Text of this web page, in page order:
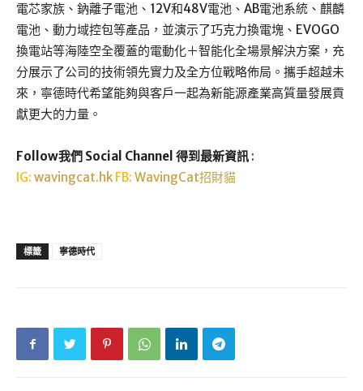
電芯家族、鈉離子電池、12V和48V電池、AB電池系統、麒麟
電池、動力域控包等產品，並演示了巧克力換電塊、EVOGO
換電站等海陸空全覆蓋的電動化＋智能化全場景解決方案，充
分展示了公司的技術領先實力及全方位戰略佈局。攜手超越未
來，寧德時代希望能夠與客戶一起為新能源產業高質量發展貢
獻更大的力量。
Follow我們 Social Channel 得到最新資訊 :
IG: wavingcat.hk FB: WavingCat招財貓
標籤 寧德時代